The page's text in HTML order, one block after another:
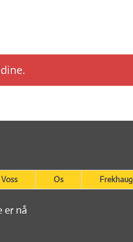
Voss Os Frekhaug
er nå